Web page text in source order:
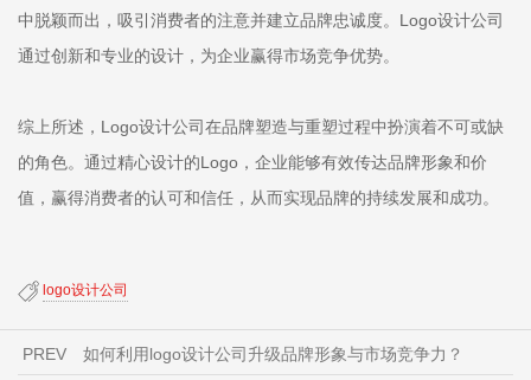
中脱颖而出，吸引消费者的注意并建立品牌忠诚度。Logo设计公司
通过创新和专业的设计，为企业赢得市场竞争优势。
综上所述，Logo设计公司在品牌塑造与重塑过程中扮演着不可或缺
的角色。通过精心设计的Logo，企业能够有效传达品牌形象和价
值，赢得消费者的认可和信任，从而实现品牌的持续发展和成功。
logo设计公司
PREV 如何利用logo设计公司升级品牌形象与市场竞争力？